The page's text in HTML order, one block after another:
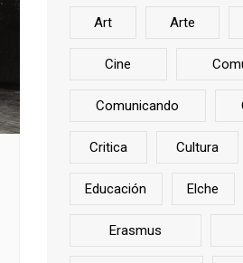
Art Arte
Cine
Comunicando
Critica Cultura
Educación Elche
Erasmus